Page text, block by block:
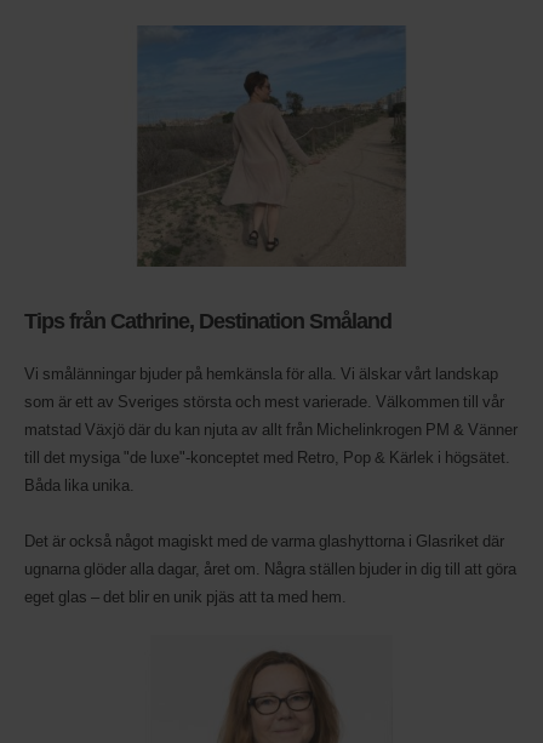
Tips från Cathrine, Destination Småland
Vi smålänningar bjuder på hemkänsla för alla. Vi älskar vårt landskap
som är ett av Sveriges största och mest varierade. Välkommen till vår
matstad Växjö där du kan njuta av allt från Michelinkrogen PM & Vänner
till det mysiga "de luxe"-konceptet med Retro, Pop & Kärlek i högsätet.
Båda lika unika.
Det är också något magiskt med de varma glashyttorna i Glasriket där
ugnarna glöder alla dagar, året om. Några ställen bjuder in dig till att göra
eget glas – det blir en unik pjäs att ta med hem.